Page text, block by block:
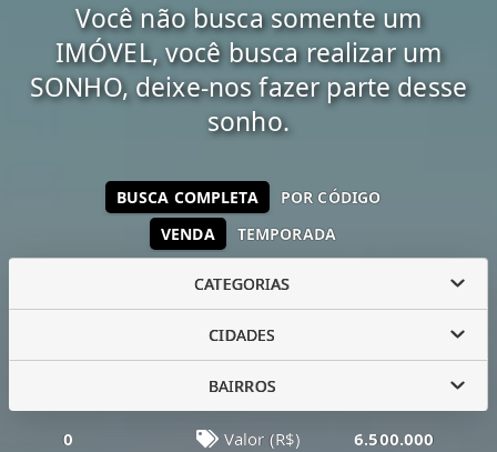
Você não busca somente um
IMÓVEL, você busca realizar um
SONHO, deixe-nos fazer parte desse
sonho.
VENDA TEMPORADA
BUSCA COMPLETA POR CÓDIGO
CATEGORIAS
CIDADES
BAIRROS
0 Valor (R$) 6.500.000